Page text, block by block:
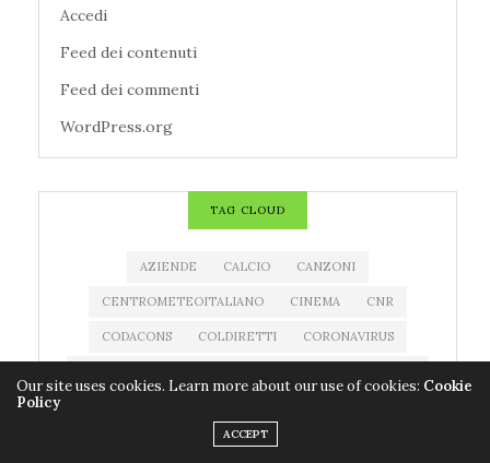
Accedi
Feed dei contenuti
Feed dei commenti
WordPress.org
TAG CLOUD
AZIENDE CALCIO CANZONI
CENTROMETEOITALIANO CINEMA CNR
CODACONS COLDIRETTI CORONAVIRUS
FILM IMPRESE
Our site uses cookies. Learn more about our use of cookies: Cookie
Policy
ACCEPT